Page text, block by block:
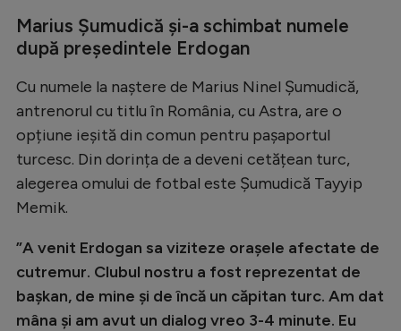
Stranieri
Clasamente
Tenis
Handbal
Formula 1
Auto
Marius Șumudică și-a schimbat numele
după președintele Erdogan
Cu numele la naștere de Marius Ninel Șumudică,
antrenorul cu titlu în România, cu Astra, are o
opțiune ieșită din comun pentru pașaportul
turcesc. Din dorința de a deveni cetățean turc,
alegerea omului de fotbal este Șumudică Tayyip
Memik.
”A venit Erdogan sa viziteze orașele afectate de
cutremur. Clubul nostru a fost reprezentat de
bașkan, de mine și de încă un căpitan turc. Am dat
mâna și am avut un dialog vreo 3-4 minute. Eu